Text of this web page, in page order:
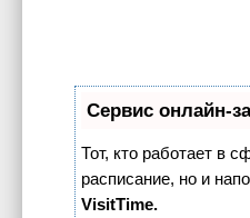
Сервис онлайн-
Тот, кто работает в
расписание, но и
VisitTime.